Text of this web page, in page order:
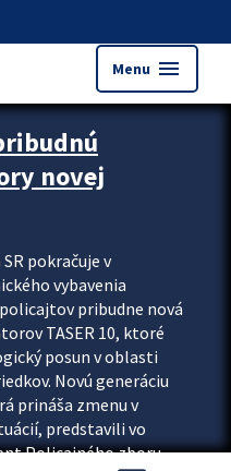
Menu menu
novej
pokračuje v
vybavenia
pribudne nová
TASER 10, ktoré
posun v oblasti
Novú generáciu
prináša zmenu v
predstavili vo
Policajného zboru